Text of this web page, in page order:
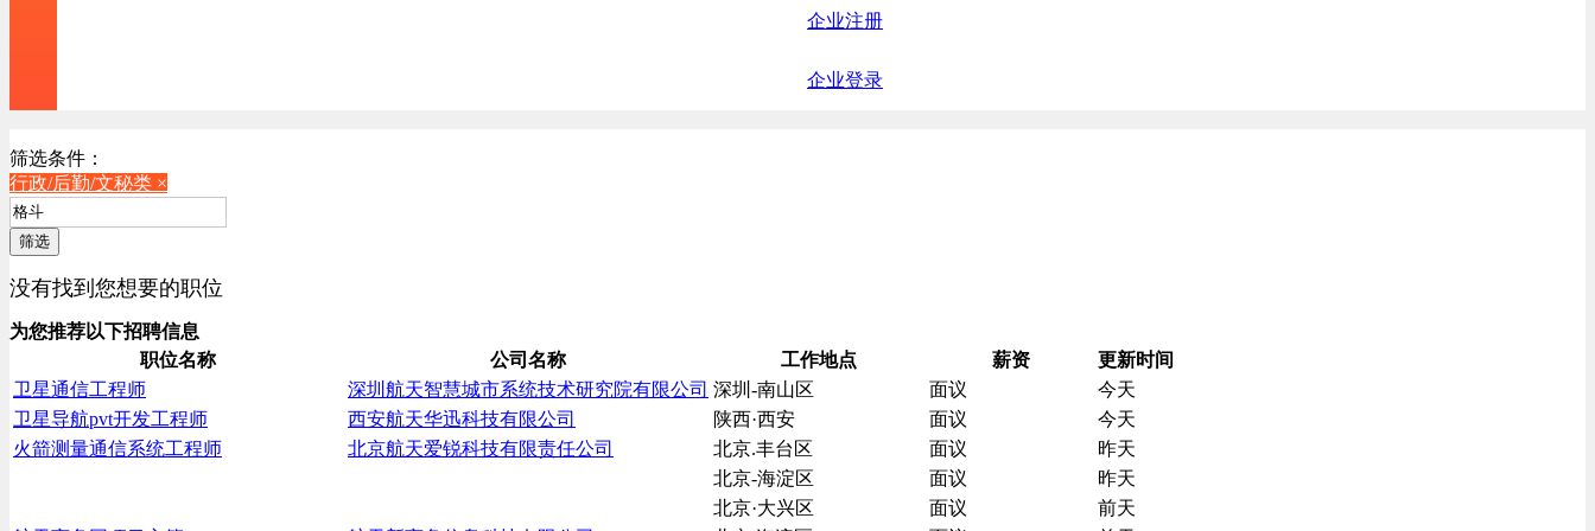
企业注册
企业登录
筛选条件：
行政/后勤/文秘类 ×
筛选
没有找到您想要的职位
为您推荐以下招聘信息
职位名称
公司名称 工作地点 薪资
更新时间
卫星通信工程师
深圳航天智慧城市系统技术研究院有限公司 深圳-南山区 面议
今天
卫星导航pvt开发工程师
西安航天华迅科技有限公司 陕西·西安 面议
今天
火箭测量通信系统工程师
北京航天爱锐科技有限责任公司 北京.丰台区 面议
昨天
北京-海淀区
面议
昨天
北京·大兴区
面议
前天